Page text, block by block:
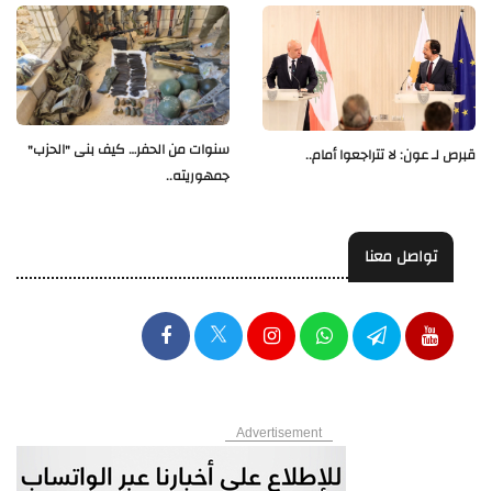
سنوات من الحفر… كيف بنى "الحزب"
جمهوريته..
قبرص لـ عون: لا تتراجعوا أمام..
تواصل معنا
Advertisement